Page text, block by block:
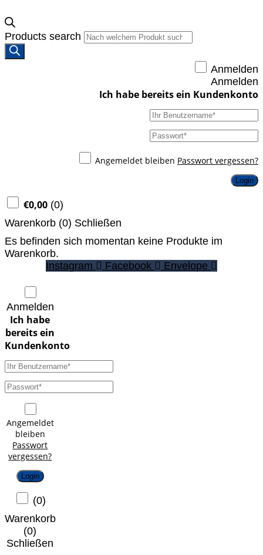
Products search
Anmelden
Anmelden
Angemeldet bleiben Passwort vergessen?
Login
€0,00 (0)
Warenkorb (0) Schließen
Es befinden sich momentan keine Produkte im
Warenkorb.
Instagram
Facebook Envelope
Anmelden
Angemeldet
bleiben
Passwort
vergessen?
Login
(0)
Warenkorb
(0)
Schließen